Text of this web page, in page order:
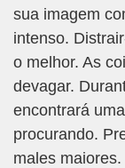
sua imagem
intenso.
o melhor. As
devagar.
encontrará
procurando.
males maiores.